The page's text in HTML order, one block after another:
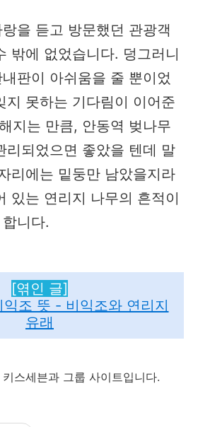
을 듣고 방문했던 관광객
밖에 없었습니다. 덩그러니
판이 아쉬움을 줄 뿐이었
지 못하는 기다림이 이어준
지는 만큼, 안동역 벚나무
리되었으면 좋았을 텐데 말
리에는 밑둥만 남았을지라
있는 연리지 나무의 흔적이
니다.
[엮인 글]
익조 뜻 - 비익조와 연리지
유래
스세븐과 그룹 사이트입니다.